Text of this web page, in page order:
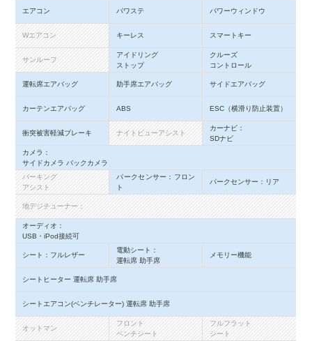
エアコン パワステ パワーウィンドウ
Wエアコン キーレス スマートキー
サンルーフ
アイドリング
ストップ
クルーズ
コントロール
運転席エアバッグ 助手席エアバッグ サイドエアバッグ
カーテンエアバッグ ABS ESC（横滑り防止装置）
衝突被害軽減ブレーキ ナイトビューアシスト
カーナビ：
SDナビ
カメラ：
サイドカメラ バックカメラ
パーキング
アシスト
パークセンサー：フロン
ト
パークセンサー：リア
地デジチューナー：
オーディオ：
USB・iPod接続可
シート：フルレザー
電動シート：
運転席 助手席
メモリー機能
シートヒーター 運転席 助手席
シートエアコン(ベンチレーター) 運転席 助手席
オットマン
フロント
ベンチシート
フルフラット
シート